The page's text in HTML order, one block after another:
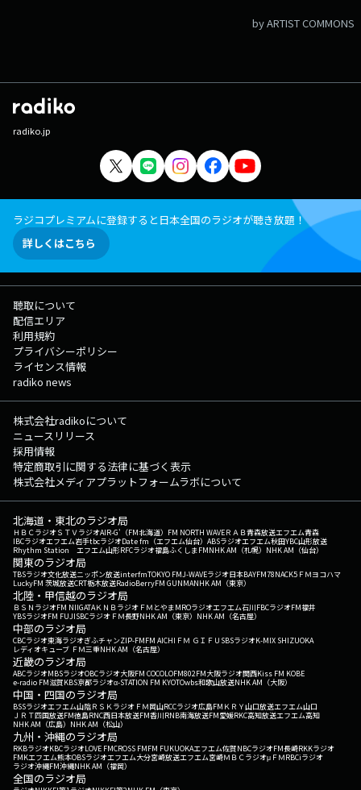
by ARTIST COMMONS
radiko.jp
ラジコプレミアムに登録すると日本全国のラジオが聴き放題！
詳しくはこちら
聴取について
配信エリア
利用規約
プライバシーポリシー
ライセンス情報
radiko news
株式会社radikoについて
ニュースリリース
採用情報
特定商取引に関する法律に基づく表示
株式会社メディアプラットフォームラボについて
北海道・東北のラジオ局
ＨＢＣラジオＳＴＶラジオAIR-G'（FM北海道） FM NORTH WAVEＲＡＢ青森放送エフエム青森
IBCラジオエフエム岩手tbcラジオDate fm（エフエム仙台） ABSラジオエフエム秋田YBC山形放送
Rhythm Station エフエム山形RFCラジオ福島ふくしまFMNHK AM（札幌） NHK AM（仙台）
関東のラジオ局
TBSラジオ文化放送ニッポン放送interfmTOKYO FMJ-WAVEラジオ日本BAYFM78NACK5 ＦＭヨコハマ
LuckyFM 茨城放送CRT栃木放送RadioBerryFM GUNMANHK AM（東京）
北陸・甲信越のラジオ局
ＢＳＮラジオFM NIIGATAＫＮＢラジオ ＦＭとやまMROラジオエフエム石川FBCラジオFM福井
YBSラジオFM FUJISBCラジオ ＦＭ長野NHK AM（東京） NHK AM（名古屋）
中部のラジオ局
CBCラジオ東海ラジオぎふチャンZIP-FMFM AICHI ＦＭ ＧＩＦＵ SBSラジオK-MIX SHIZUOKA
レディオキューブ ＦＭ三重NHK AM（名古屋）
近畿のラジオ局
ABCラジオMBSラジオOBCラジオ大阪FM COCOLOFM802FM大阪ラジオ関西Kiss FM KOBE
e-radio FM滋賀KBS京都ラジオα-STATION FM KYOTOwbs和歌山放送NHK AM（大阪）
中国・四国のラジオ局
BSSラジオエフエム山陰ＲＳＫラジオ ＦＭ岡山RCCラジオ広島FM ＫＲＹ山口放送エフエム山口
ＪＲＴ四国放送FM徳島RNC西日本放送FM香川RNB南海放送FM愛媛RKC高知放送エフエム高知
NHK AM（広島） NHK AM（松山）
九州・沖縄のラジオ局
RKBラジオKBCラジオLOVE FMCROSS FMFM FUKUOKAエフエム佐賀NBCラジオFM長崎RKKラジオ
FMKエフエム熊本OBSラジオエフエム大分宮崎放送エフエム宮崎ＭＢＣラジオμＦＭRBCiラジオ
ラジオ沖縄FM沖縄NHK AM（福岡）
全国のラジオ局